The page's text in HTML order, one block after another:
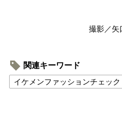
撮影／矢
関連キーワード
イケメンファッションチェック